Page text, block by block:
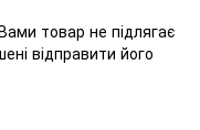
товар не підлягає
відправити його